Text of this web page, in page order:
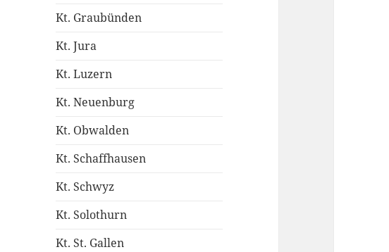
Kt. Graubünden
Kt. Jura
Kt. Luzern
Kt. Neuenburg
Kt. Obwalden
Kt. Schaffhausen
Kt. Schwyz
Kt. Solothurn
Kt. St. Gallen